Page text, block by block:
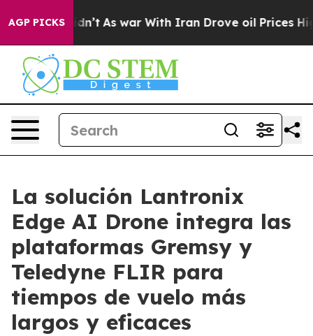
AGP PICKS
it Didn’t As war With Iran Drove oil Prices Higher,
La solución Lantronix
Edge AI Drone integra las
plataformas Gremsy y
Teledyne FLIR para
tiempos de vuelo más
largos y eficaces